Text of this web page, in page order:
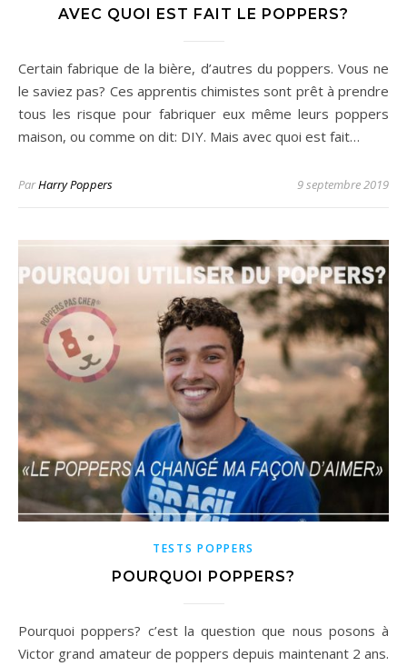
AVEC QUOI EST FAIT LE POPPERS?
Certain fabrique de la bière, d’autres du poppers. Vous ne
le saviez pas? Ces apprentis chimistes sont prêt à prendre
tous les risque pour fabriquer eux même leurs poppers
maison, ou comme on dit: DIY. Mais avec quoi est fait…
ParHarry Poppers 9 septembre 2019
TESTS POPPERS
POURQUOI POPPERS?
Pourquoi poppers? c’est la question que nous posons à
Victor grand amateur de poppers depuis maintenant 2 ans.